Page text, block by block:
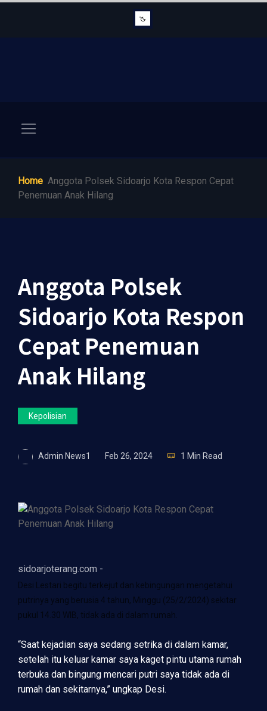
Home Anggota Polsek Sidoarjo Kota Respon Cepat
Penemuan Anak Hilang
Anggota Polsek
Sidoarjo Kota Respon
Cepat Penemuan
Anak Hilang
Kepolisian
Admin News1 Feb 26, 2024 1 Min Read
sidoarjoterang.com -
Desi Lestari begitu terkejut dan kebingungan mengetahui
putrinya yang berusia 4 tahun, Minggu (25/2/2024) sekitar
pukul 14.30 WIB, tidak ada di dalam rumah.
“Saat kejadian saya sedang setrika di dalam kamar,
setelah itu keluar kamar saya kaget pintu utama rumah
terbuka dan bingung mencari putri saya tidak ada di
rumah dan sekitarnya,” ungkap Desi.